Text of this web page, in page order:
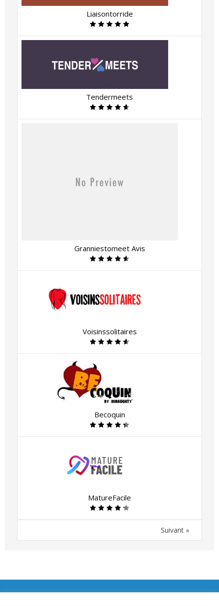
Liaisontorride
Tendermeets
Granniestomeet Avis
Voisinssolitaires
Becoquin
MatureFacile
Suivant »